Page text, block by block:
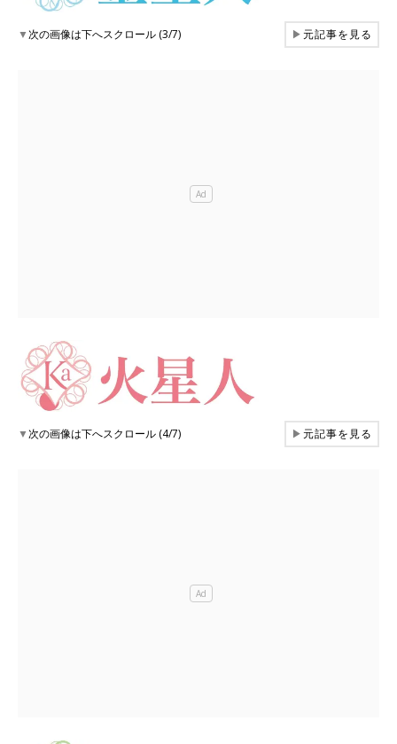
▼次の画像は下へスクロール (3/7) ▶元記事を見る
▼次の画像は下へスクロール (4/7) ▶元記事を見る